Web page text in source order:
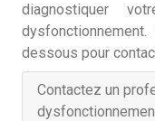
diagnostiquer
dessous pour
Contactez un